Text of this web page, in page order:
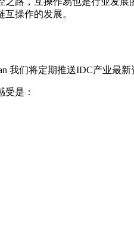
操作的发展。
我们将定期推送IDC产业最新
受是：